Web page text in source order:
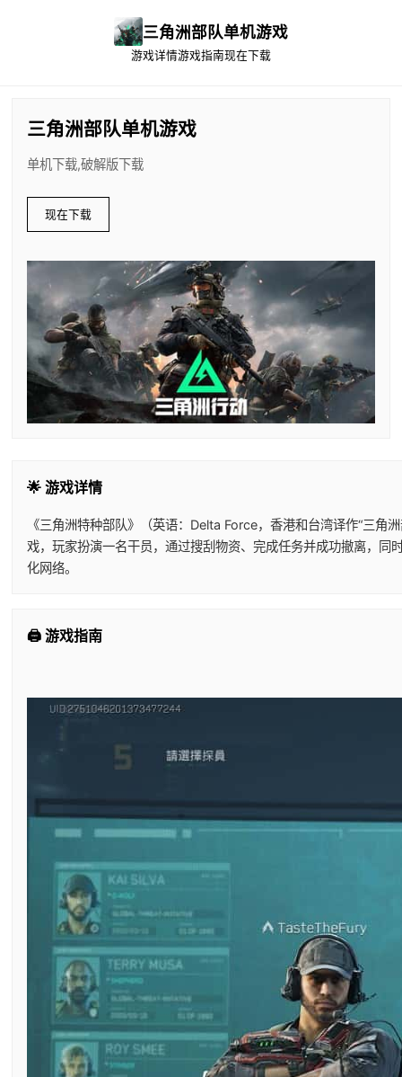
三角洲部队单机游戏
游戏详情游戏指南现在下载
三角洲部队单机游戏
单机下载,破解版下载
现在下载
🌟 游戏详情
《三角洲特种部队》（英语：Delta Force，香港和台湾译作“三
戏，玩家扮演一名干员，通过搜刮物资、完成任务并成功撤离，同
化网络。
🖨️ 游戏指南